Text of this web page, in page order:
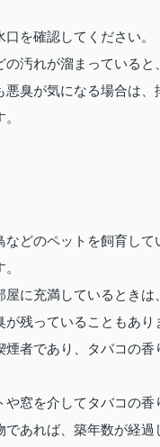
を確認してください。
汚れが溜まっていると
臭が気になる場合は
どのペットを飼育し
に充満しているとき
残っていることもあり
煙者であり、タバコの
窓を介してタバコの香
あれば、築年数が経